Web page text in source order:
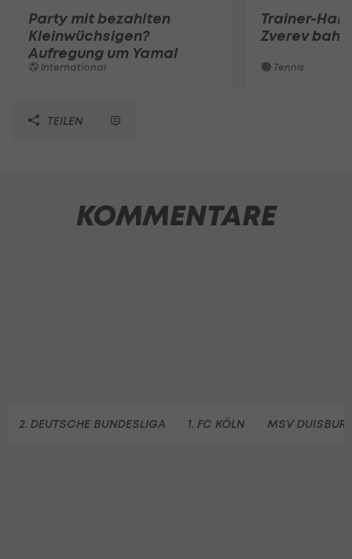
Party mit bezahlten
Kleinwüchsigen?
Aufregung um Yamal
International
Trainer-
Zverev
Tennis
TEILEN
KOMMENTARE
2. DEUTSCHE BUNDESLIGA 1. FC KÖLN MSV